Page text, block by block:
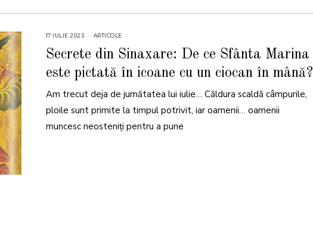
17 IULIE 2023 ARTICOLE
Secrete din Sinaxare: De ce Sfânta Marina
este pictată în icoane cu un ciocan în mână?
Am trecut deja de jumătatea lui iulie… Căldura scaldă câmpurile,
ploile sunt primite la timpul potrivit, iar oamenii… oamenii
muncesc neosteniți pentru a pune